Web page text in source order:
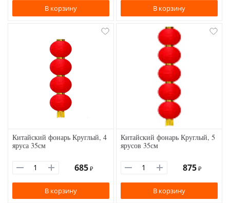
В корзину В корзину
Китайский фонарь Круглый, 4
яруса 35см
685 ₽
В корзину
Китайский фонарь Круглый, 5
ярусов 35см
875 ₽
В корзину